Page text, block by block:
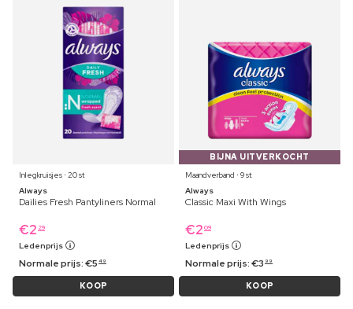
Inlegkruisjes ⋅ 20 st
Always
Dailies Fresh Pantyliners Normal
€2 29
Ledenprijs
Normale prijs:€5 49
KOOP
BIJNA UITVERKOCHT
Maandverband ⋅ 9 st
Always
Classic Maxi With Wings
€2 09
Ledenprijs
Normale prijs:€3 99
KOOP